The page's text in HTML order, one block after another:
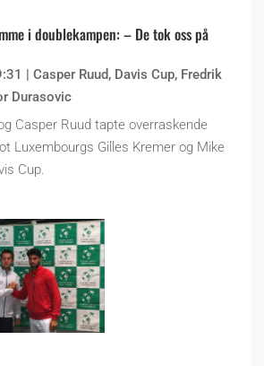
i doublekampen: – De tok oss på
| Casper Ruud, Davis Cup, Fredrik
Durasovic
Casper Ruud tapte overraskende
Luxembourgs Gilles Kremer og Mike
Cup.